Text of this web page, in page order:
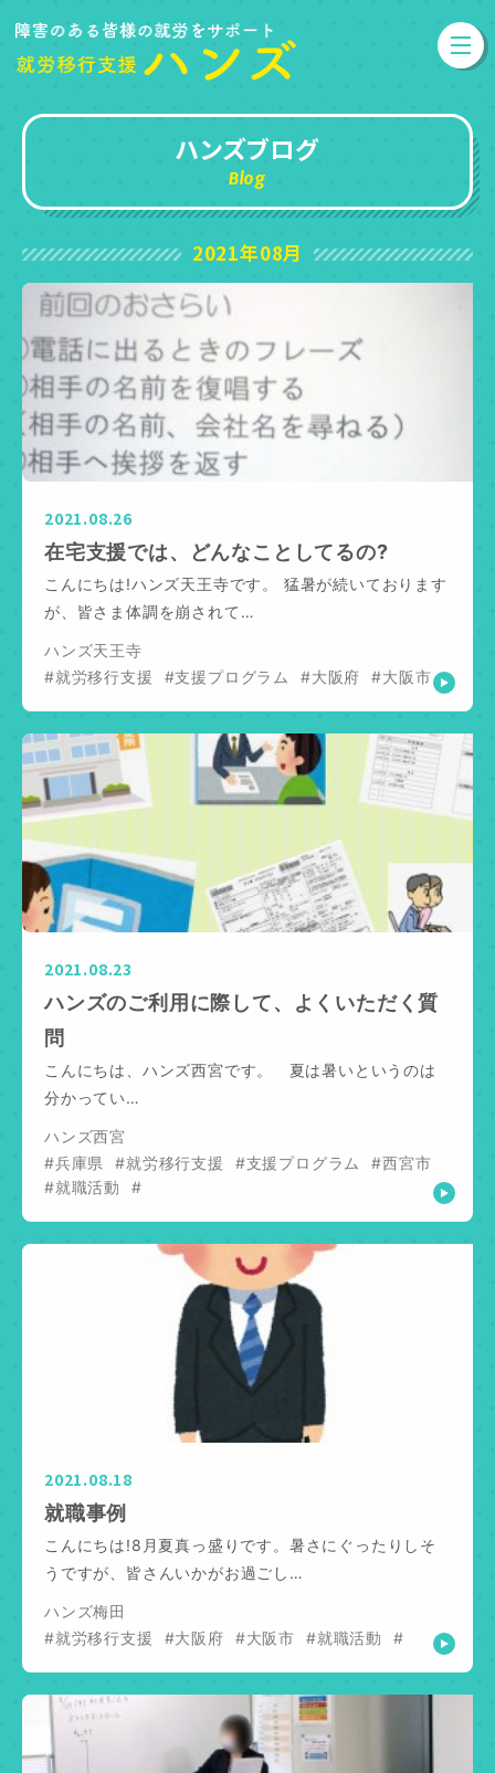
ハンズブログ
Blog
2021年08月
2021.08.26
在宅支援では、どんなことしてるの?
こんにちは!ハンズ天王寺です。 猛暑が続いております
が、皆さま体調を崩されて…
ハンズ天王寺
#就労移行支援
#支援プログラム #大阪府 #大阪市
2021.08.23
ハンズのご利用に際して、よくいただく質
問
こんにちは、ハンズ西宮です。 夏は暑いというのは
分かってい…
ハンズ西宮
#兵庫県
#就労移行支援 #支援プログラム
#西宮市
#就職活動
#
2021.08.18
就職事例
こんにちは!8月夏真っ盛りです。暑さにぐったりしそ
うですが、皆さんいかがお過ごし…
ハンズ梅田
#就労移行支援
#大阪府 #大阪市 #就職活動 #